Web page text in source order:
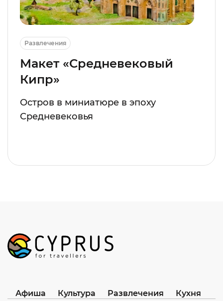
Развлечения
Макет «Средневековый
Кипр»
Остров в миниатюре в эпоху
Средневековья
Афиша Культура Развлечения Кухня